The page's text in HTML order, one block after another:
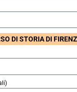
DI STORIA DI